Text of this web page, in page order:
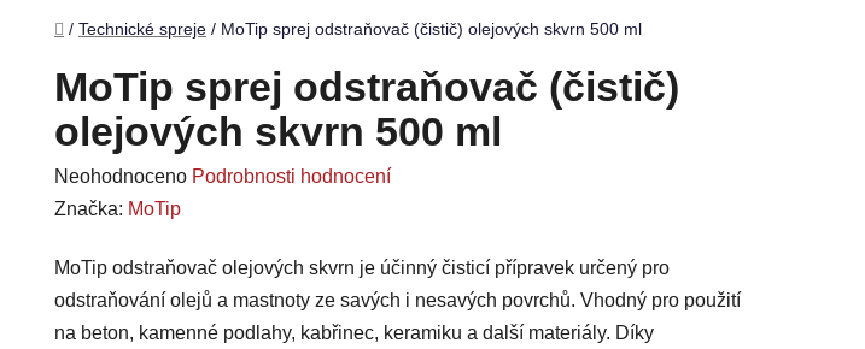
Domů
/ Technické spreje / MoTip sprej odstraňovač (čistič) olejových skvrn 500 ml
MoTip sprej odstraňovač (čistič)
olejových skvrn 500 ml
Průměrné
hodnocení
je
0,0
z
Neohodnoceno Podrobnosti hodnocení
Značka: MoTip
MoTip odstraňovač olejových skvrn je účinný čisticí přípravek určený pro
odstraňování olejů a mastnoty ze savých i nesavých povrchů. Vhodný pro použití
na beton, kamenné podlahy, kabřinec, keramiku a další materiály. Díky